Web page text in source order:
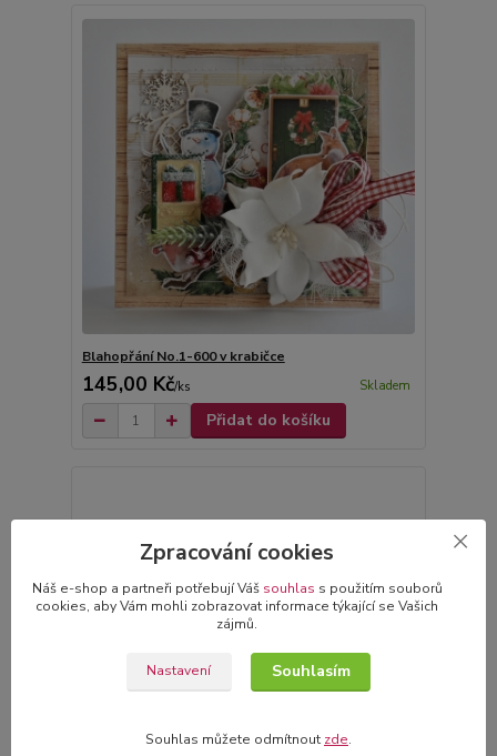
Blahopřání No.1-600 v krabičce
145,00 Kč/ks Skladem
Přidat do košíku
Zpracování cookies
Náš e-shop a partneři potřebují Váš souhlas s použitím souborů
cookies, aby Vám mohli zobrazovat informace týkající se Vašich
zájmů.
Nastavení Souhlasím
Souhlas můžete odmítnout zde.